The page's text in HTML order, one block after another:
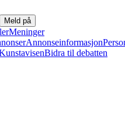
Meld på
Meninger
Annonseinformasjon
Bidra til debatten